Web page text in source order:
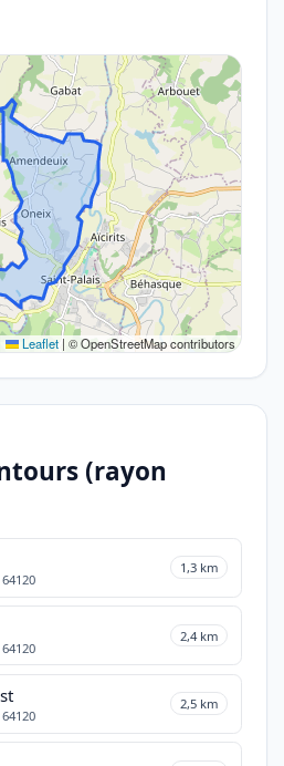
Leaflet | © OpenStreetMap contributors
(rayon
1,3 km
2,4 km
2,5 km